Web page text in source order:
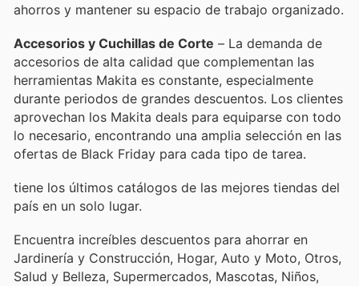
ahorros y mantener su espacio de trabajo organizado.
Accesorios y Cuchillas de Corte – La demanda de
accesorios de alta calidad que complementan las
herramientas Makita es constante, especialmente
durante periodos de grandes descuentos. Los clientes
aprovechan los Makita deals para equiparse con todo
lo necesario, encontrando una amplia selección en las
ofertas de Black Friday para cada tipo de tarea.
tiene los últimos catálogos de las mejores tiendas del
país en un solo lugar.
Encuentra increíbles descuentos para ahorrar en
Jardinería y Construcción, Hogar, Auto y Moto, Otros,
Salud y Belleza, Supermercados, Mascotas, Niños,